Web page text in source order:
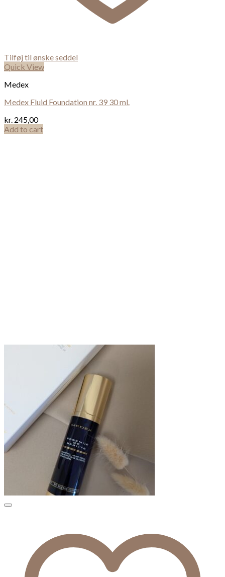
Tilføj til ønske seddel
Quick View
Medex
Medex Fluid Foundation nr. 39 30 ml.
kr. 245,00
Add to cart